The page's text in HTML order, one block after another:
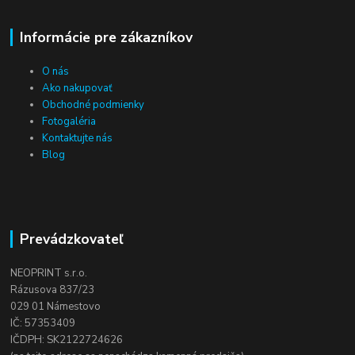
Informácie pre zákazníkov
O nás
Ako nakupovať
Obchodné podmienky
Fotogaléria
Kontaktujte nás
Blog
Prevádzkovateľ
NEOPRINT s.r.o.
Rázusova 837/23
029 01 Námestovo
IČ: 57353409
IČDPH: SK2122724626